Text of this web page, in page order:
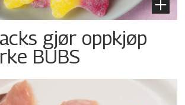
gjør oppkjøp
BUBS